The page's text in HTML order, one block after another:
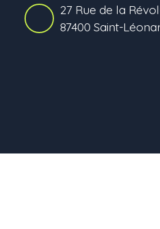
27 Rue de la
87400 Saint-